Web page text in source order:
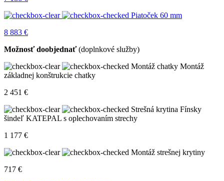
Piatoček 60 mm
8 883 €
Možnosť doobjednať(doplnkové služby)
Montáž chatky Montáž
základnej konštrukcie chatky
2 451 €
Strešná krytina Fínsky
šindeľ KATEPAL s oplechovaním strechy
1 177 €
Montáž strešnej krytiny
717 €